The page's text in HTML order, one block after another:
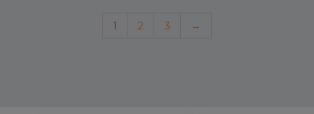
1 2 3 →